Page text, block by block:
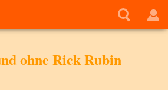
ohne Rick Rubin